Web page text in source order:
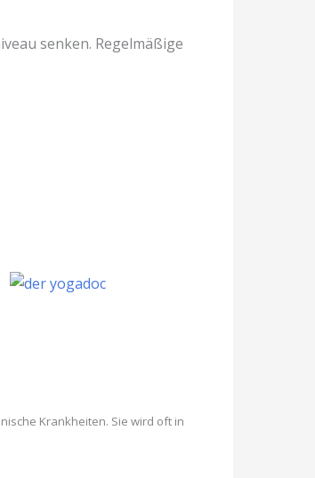
senken. Regelmäßige
Krankheiten. Sie wird oft in